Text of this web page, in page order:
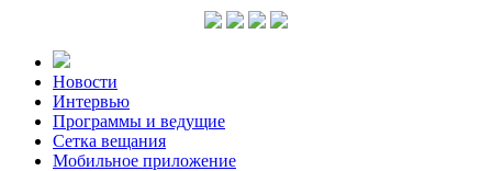
Новости
Интервью
Программы и ведущие
Сетка вещания
Мобильное приложение